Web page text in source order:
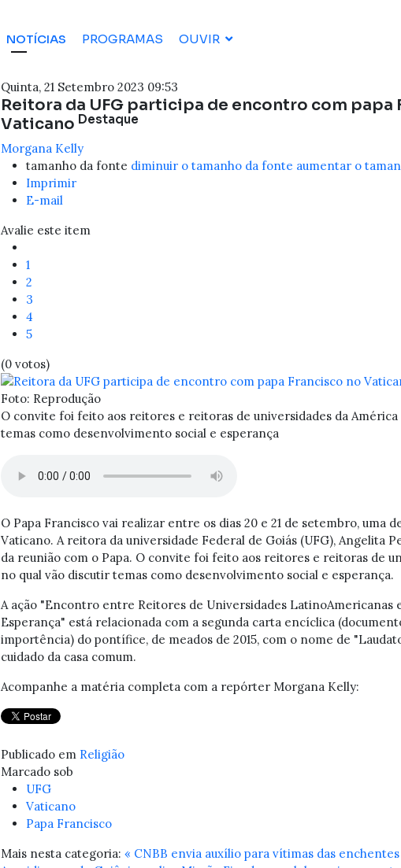
NOTÍCIAS PROGRAMAS OUVIR
Quinta, 21 Setembro 2023 09:53
Reitora da UFG participa de encontro com papa
Vaticano Destaque
Morgana Kelly
tamanho da fonte diminuir o tamanho da fonte aumentar o
Imprimir
E-mail
Avalie este item
1
2
3
4
5
(0 votos)
Foto: Reprodução
O convite foi feito aos reitores e reitoras de universidades da
temas como desenvolvimento social e esperança
O Papa Francisco vai realizar entre os dias 20 e 21 de setembro, uma
Vaticano. A reitora da universidade Federal de Goiás (UFG), Angelita
da reunião com o Papa. O convite foi feito aos reitores e reitoras de
no qual vão discutir temas como desenvolvimento social e esperança.
A ação "Encontro entre Reitores de Universidades LatinoAmericanas
Esperança" está relacionada com a segunda carta encíclica
importência) do pontífice, de meados de 2015, com o nome de
cuidado da casa comum.
Acompanhe a matéria completa com a repórter Morgana Kelly:
Publicado em Religião
Marcado sob
UFG
Vaticano
Papa Francisco
Mais nesta categoria: « CNBB envia auxílio para vítimas das